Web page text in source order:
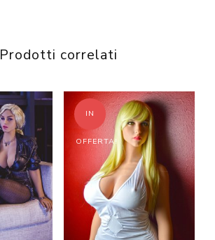
Prodotti correlati
IN
OFFERTA!